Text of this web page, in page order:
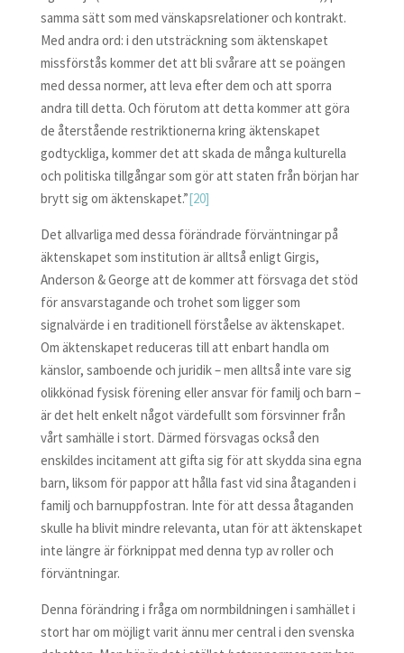
samma sätt som med vänskapsrelationer och kontrakt.
Med andra ord: i den utsträckning som äktenskapet
missförstås kommer det att bli svårare att se poängen
med dessa normer, att leva efter dem och att sporra
andra till detta. Och förutom att detta kommer att göra
de återstående restriktionerna kring äktenskapet
godtyckliga, kommer det att skada de många kulturella
och politiska tillgångar som gör att staten från början har
brytt sig om äktenskapet.”[20]
Det allvarliga med dessa förändrade förväntningar på
äktenskapet som institution är alltså enligt Girgis,
Anderson & George att de kommer att försvaga det stöd
för ansvarstagande och trohet som ligger som
signalvärde i en traditionell förståelse av äktenskapet.
Om äktenskapet reduceras till att enbart handla om
känslor, samboende och juridik – men alltså inte vare sig
olikkönad fysisk förening eller ansvar för familj och barn –
är det helt enkelt något värdefullt som försvinner från
vårt samhälle i stort. Därmed försvagas också den
enskildes incitament att gifta sig för att skydda sina egna
barn, liksom för pappor att hålla fast vid sina åtaganden i
familj och barnuppfostran. Inte för att dessa åtaganden
skulle ha blivit mindre relevanta, utan för att äktenskapet
inte längre är förknippat med denna typ av roller och
förväntningar.
Denna förändring i fråga om normbildningen i samhället i
stort har om möjligt varit ännu mer central i den svenska